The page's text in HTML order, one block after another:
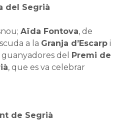
del Segrià
Aïda Fontova, de
a la Granja d’Escarpi
del Premi de
, que es va celebrar
de Segrià